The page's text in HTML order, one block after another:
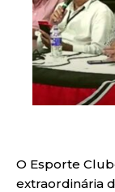
O Esporte
extraordinária